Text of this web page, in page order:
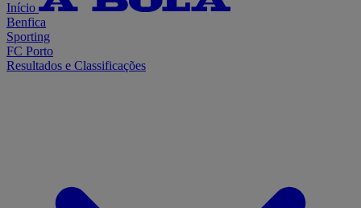
Início
Benfica
Sporting
FC Porto
Resultados e Classificações